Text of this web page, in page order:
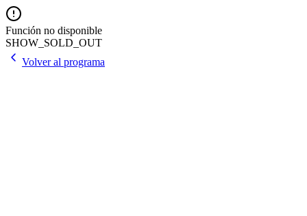
Función no disponible
SHOW_SOLD_OUT
Volver al programa